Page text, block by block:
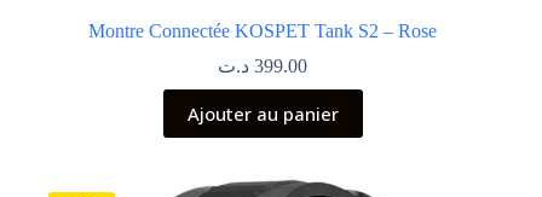
Montre Connectée KOSPET Tank S2 – Rose
399.00 د.ت
Ajouter au panier